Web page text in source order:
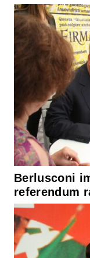
Berlusconi
referendum